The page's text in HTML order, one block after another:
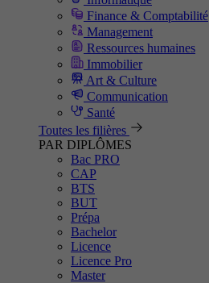
Finance & Comptabilité
Management
Ressources humaines
Immobilier
Art & Culture
Communication
Santé
Toutes les filières
PAR DIPLÔMES
Bac PRO
CAP
BTS
BUT
Prépa
Bachelor
Licence
Licence Pro
Master